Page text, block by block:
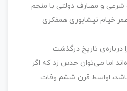
شرعی و مصارف دولتی با منجم
خیام نیشابوری همفکری
درباره‌ی تاریخ درگذشت
اما می‌توان حدس زد که اگر
اواسط قرن ششم وفات